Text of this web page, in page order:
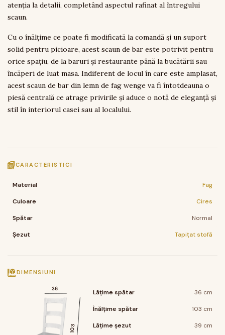
atenția la detalii, completând aspectul rafinat al întregului
scaun.
Cu o înălțime ce poate fi modificată la comandă și un suport
solid pentru picioare, acest scaun de bar este potrivit pentru
orice spațiu, de la baruri și restaurante până la bucătării sau
încăperi de luat masa. Indiferent de locul în care este amplasat,
acest scaun de bar din lemn de fag wenge va fi întotdeauna o
piesă centrală ce atrage privirile și aduce o notă de eleganță și
stil în interiorul casei sau al localului.
CARACTERISTICI
Material Fag
Culoare Cires
Spătar Normal
Șezut Tapițat stofă
DIMENSIUNI
36
103
Lățime spătar 36 cm
Înălțime spătar 103 cm
Lățime șezut 39 cm